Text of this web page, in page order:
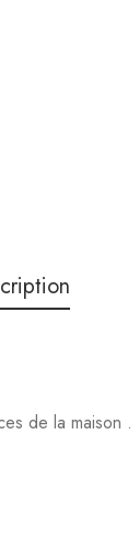
de la maison .